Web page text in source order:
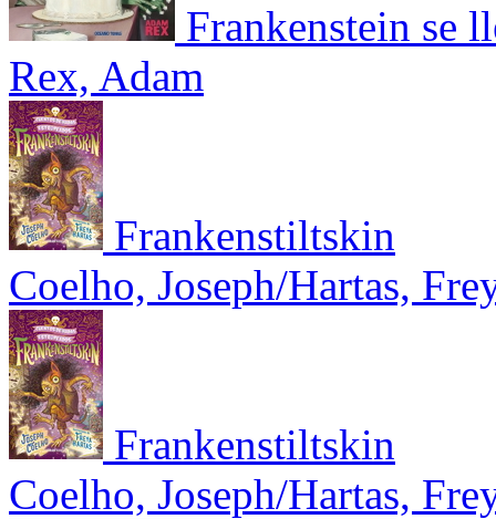
Frankenstein se
Rex, Adam
Frankenstiltskin
Coelho, Joseph/Hartas,
Frankenstiltskin
Coelho, Joseph/Hartas,